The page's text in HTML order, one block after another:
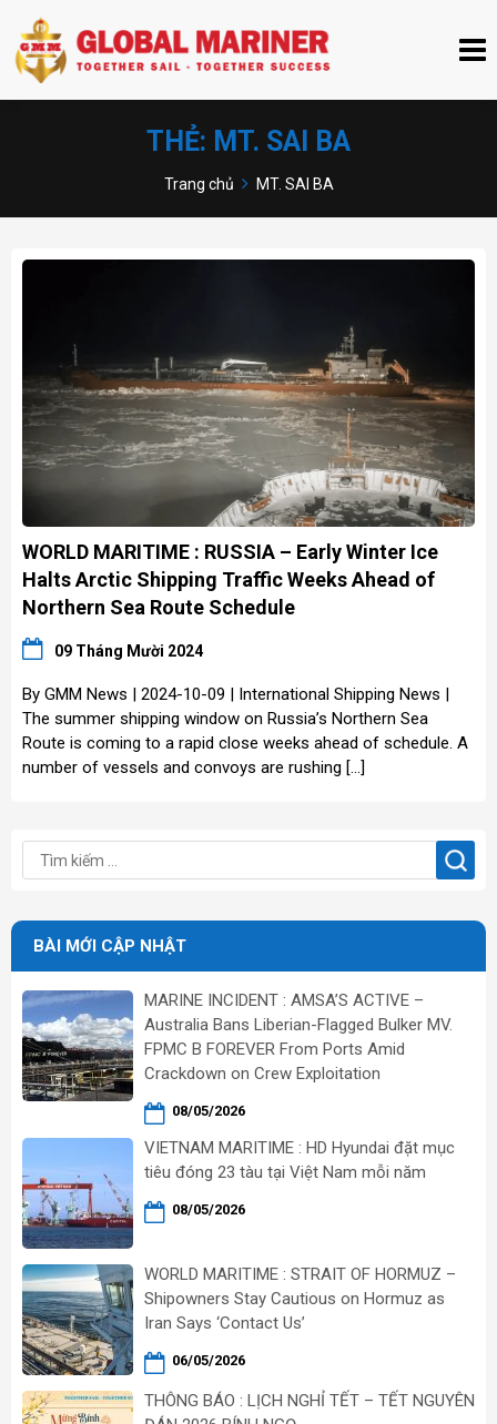
THẺ: MT. SAI BA
Trang chủ MT. SAI BA
WORLD MARITIME : RUSSIA – Early Winter Ice
Halts Arctic Shipping Traffic Weeks Ahead of
Northern Sea Route Schedule
09 Tháng Mười 2024
By GMM News | 2024-10-09 | International Shipping News |
The summer shipping window on Russia’s Northern Sea
Route is coming to a rapid close weeks ahead of schedule. A
number of vessels and convoys are rushing […]
BÀI MỚI CẬP NHẬT
MARINE INCIDENT : AMSA’S ACTIVE –
Australia Bans Liberian-Flagged Bulker MV.
FPMC B FOREVER From Ports Amid
Crackdown on Crew Exploitation
08/05/2026
VIETNAM MARITIME : HD Hyundai đặt mục
tiêu đóng 23 tàu tại Việt Nam mỗi năm
08/05/2026
WORLD MARITIME : STRAIT OF HORMUZ –
Shipowners Stay Cautious on Hormuz as
Iran Says ‘Contact Us’
06/05/2026
THÔNG BÁO : LỊCH NGHỈ TẾT – TẾT NGUYÊN